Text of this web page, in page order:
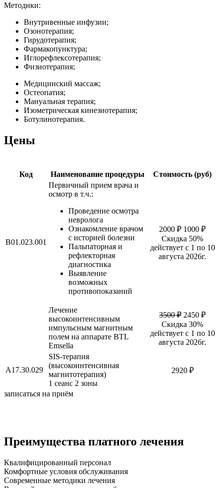
Методики:
Внутривенные инфузии;
Озонотерапия;
Гирудотерапия;
Фармакопунктура;
Иглорефлексотерапия;
Физиотерапия;
Медицинский массаж;
Остеопатия;
Мануальная терапия;
Изометрическая кинезиотерапия;
Ботулинотерапия.
Цены
Код Наименование процедуры Стоимость (руб)
B01.023.001
Первичный прием врача и
осмотр в т.ч.:
Проведение осмотра
невролога
Ознакомление врачом
с историей болезни
Пальпаторная и
рефлекторная
диагностика
Выявление
возможных
противопоказаний
2000 ₽ 1000 ₽
Скидка 50%
действует с 1 по 10
августа 2026г.
Лечение
высокоинтенсивным
импульсным магнитным
полем на аппарате BTL
Emsella
3500 ₽ 2450 ₽
Скидка 30%
действует с 1 по 10
августа 2026г.
A17.30.029
SIS-терапия
(высокоинтенсивная
магнитотерапия)
1 сеанс 2 зоны
2920 ₽
записаться на приём
Преимущества платного лечения
Квалифицированный персонал
Комфортные условия обслуживания
Современные методики лечения